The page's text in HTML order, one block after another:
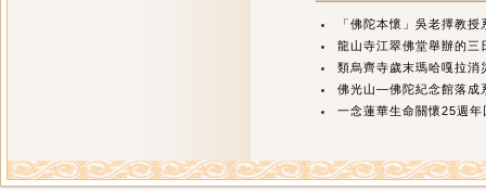
「佛陀本懷」吳老擇教授
龍山寺江翠佛堂舉辦的三
類烏齊寺歲末瑪哈嘎拉消
佛光山—佛陀紀念館落成
一念蓮華生命關懷25週